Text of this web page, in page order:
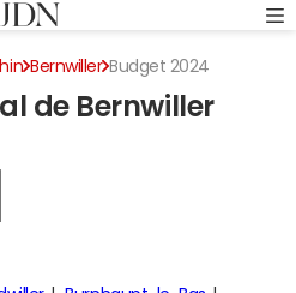
Bernwiller Budget 2024
de Bernwiller